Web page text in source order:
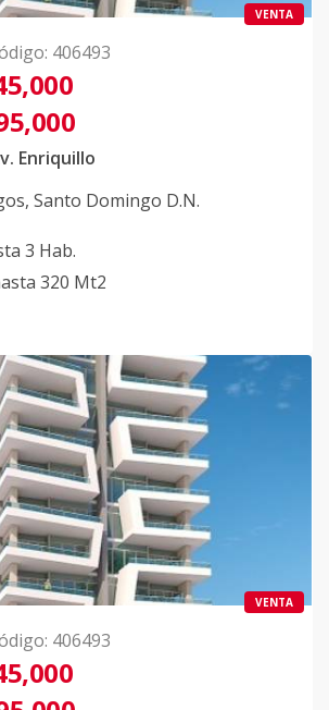
VENTA
: 406493
Enriquillo
, Santo Domingo D.N.
3 Hab.
320 Mt2
VENTA
: 406493